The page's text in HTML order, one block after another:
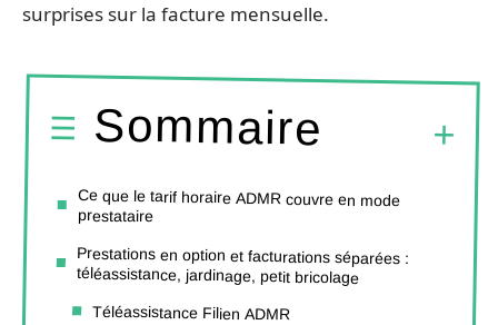
surprises sur la facture mensuelle.
Sommaire
Ce que le tarif horaire ADMR couvre en mode
prestataire
Prestations en option et facturations séparées :
téléassistance, jardinage, petit bricolage
Téléassistance Filien ADMR